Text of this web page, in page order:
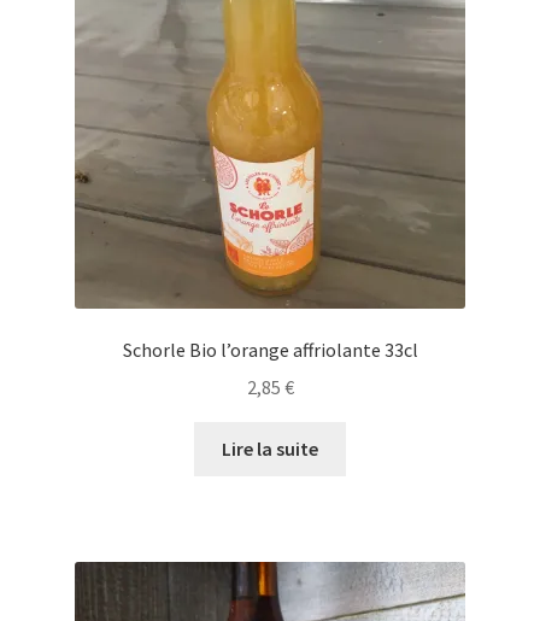
Schorle Bio l’orange affriolante 33cl
2,85 €
Lire la suite